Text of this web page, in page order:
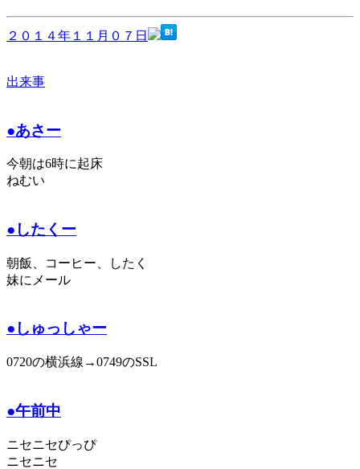
２０１４年１１月０７日
出来事
●あさー
今朝は6時に起床
ねむい
●したくー
朝飯、コーヒー、したく
妹にメール
●しゅっしゃー
0720の横浜線→0749のSSL
●午前中
ニセニセぴっぴ
ニセニセ